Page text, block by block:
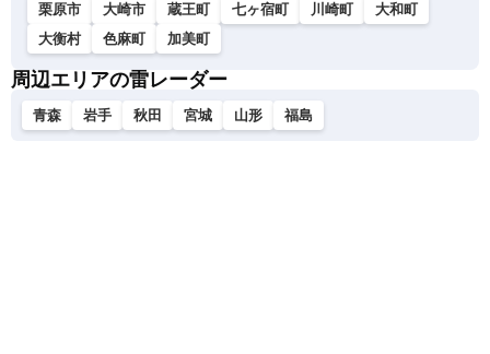
栗原市
大崎市 蔵王町 七ヶ宿町 川崎町
大和町
大衡村
色麻町 加美町
周辺エリアの雷レーダー
青森 岩手 秋田 宮城 山形 福島